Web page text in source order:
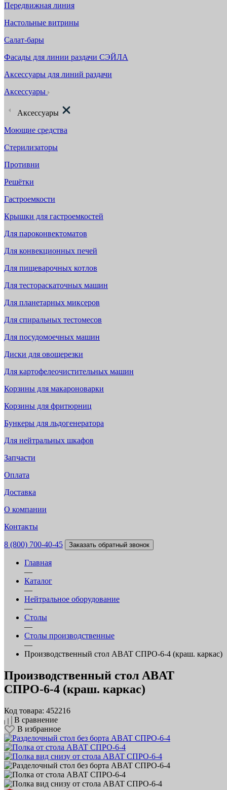
Передвижная линия
Настольные витрины
Салат-бары
Фасады для линии раздачи СЭЙЛА
Аксессуары для линий раздачи
Аксессуары
Аксессуары
Моющие средства
Стерилизаторы
Противни
Решётки
Гастроемкости
Крышки для гастроемкостей
Для пароконвектоматов
Для конвекционных печей
Для пищеварочных котлов
Для тестораскаточных машин
Для планетарных миксеров
Для спиральных тестомесов
Для посудомоечных машин
Диски для овощерезки
Для картофелеочистительных машин
Корзины для макароноварки
Корзины для фритюрниц
Бункеры для льдогенератора
Для нейтральных шкафов
Запчасти
Оплата
Доставка
О компании
Контакты
8 (800) 700-40-45 Заказать обратный звонок
Главная
—
Каталог
—
Нейтральное оборудование
—
Столы
—
Столы производственные
—
Производственный стол ABAT СПРО-6-4 (краш. каркас)
Производственный стол ABAT
СПРО-6-4 (краш. каркас)
Код товара: 452216
В сравнение
В избранное